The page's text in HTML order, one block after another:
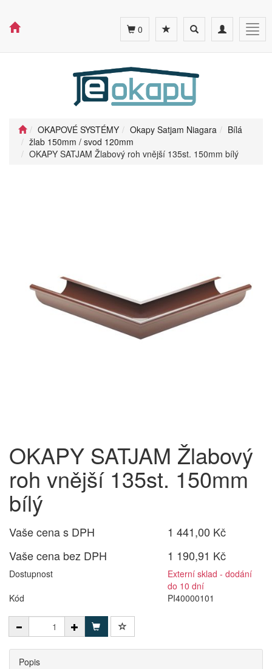
Toggle
navigation
Toggle
search
0
OKAPOVÉ SYSTÉMY Okapy Satjam Niagara
Bílá
žlab 150mm / svod 120mm
OKAPY SATJAM Žlabový roh vnější 135st. 150mm bílý
OKAPY SATJAM Žlabový
roh vnější 135st. 150mm
bílý
Vaše cena s DPH
1 441,00 Kč
Vaše cena bez DPH
1 190,91 Kč
Dostupnost
Externí sklad - dodání
do 10 dní
Kód
PI40000101
Popis